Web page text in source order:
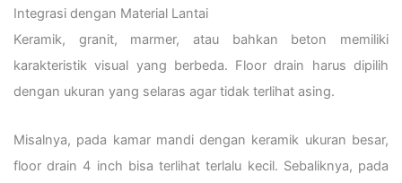
Integrasi dengan Material Lantai
Keramik, granit, marmer, atau bahkan beton memiliki
karakteristik visual yang berbeda. Floor drain harus dipilih
dengan ukuran yang selaras agar tidak terlihat asing.
Misalnya, pada kamar mandi dengan keramik ukuran besar,
floor drain 4 inch bisa terlihat terlalu kecil. Sebaliknya, pada